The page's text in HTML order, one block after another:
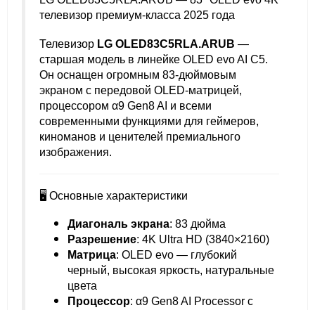
телевизор премиум-класса 2025 года
Телевизор LG OLED83C5RLA.ARUB —
старшая модель в линейке OLED evo AI C5.
Он оснащен огромным 83-дюймовым
экраном с передовой OLED-матрицей,
процессором α9 Gen8 AI и всеми
современными функциями для геймеров,
киноманов и ценителей премиального
изображения.
🖥️ Основные характеристики
Диагональ экрана: 83 дюйма
Разрешение: 4K Ultra HD (3840×2160)
Матрица: OLED evo — глубокий
черный, высокая яркость, натуральные
цвета
Процессор: α9 Gen8 AI Processor с